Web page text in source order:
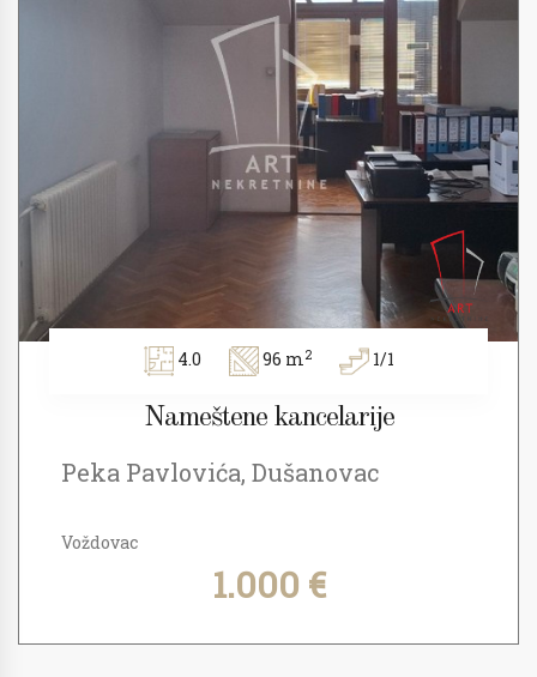
4.0 96 m2 1/1
Nameštene kancelarije
Peka Pavlovića, Dušanovac
Voždovac
1.000 €